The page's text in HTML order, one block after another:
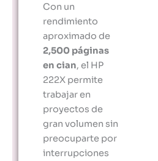
Con un
rendimiento
aproximado de
2,500 páginas
en cian, el HP
222X permite
trabajar en
proyectos de
gran volumen sin
preocuparte por
interrupciones